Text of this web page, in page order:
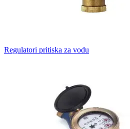
Regulatori pritiska za vodu